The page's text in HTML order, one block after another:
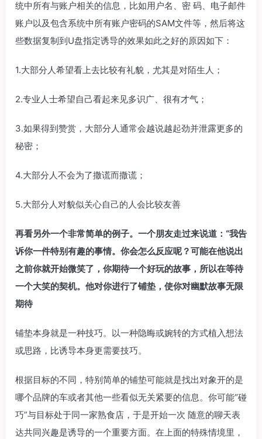
统中所有与账户相关的信息，比如用户名、密 码、电子邮件
账户以及包含系统中所有账户密码的SAM文件等，然后将这
些数据复制到U盘指定诱导的效果如此之好的原因如下：
1.大部分人希望看上去比较有礼貌，尤其是对陌生人；
2.专业人士希望自己看起来见多识广、很有才气；
3.如果得到赞赏，大部分人通常会越说越起劲并泄露更多的
秘密；
4.大部分人不会为了撒谎而撒谎；
5.大部分人对貌似关心自己的人会比较友善
再看另外一个非常简单的例子。一个朋友走过来说道：“我告
诉你一件特别有趣的事情。你会怎么反应呢？可能在他说出
之前你就开始微笑了，你期待一个好玩的故事，所以在等待
一个大笑的契机。他对你进行了铺垫，使你对幽默故事无限
期待
铺垫本身就是一种技巧。以一种隐晦或婉转的方式植入想法
或思路，比诱导本身更需要技巧。
根据目标的不同，特别简单的铺垫可能就是找出对象开的是
哪个品牌的车或者其他一些看似无关紧要的信息。你可能“碰
巧”与目标处于同一家熟食店，于是开始一次 随意的聊天表
达共同兴趣是诱导的一个重要方面。在上面的特殊情境里，